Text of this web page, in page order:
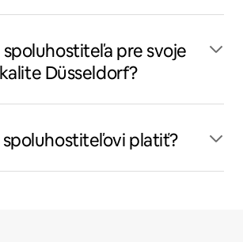
pre svoje
Düsseldorf?
platiť?